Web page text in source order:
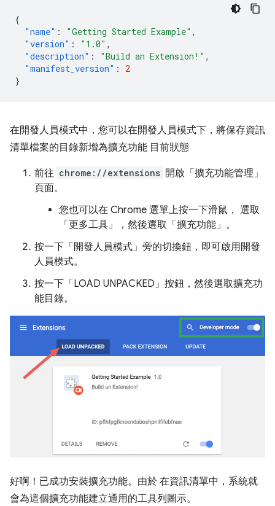
{
"name" : "Getting Started Example" ,
"version" : "1.0" ,
"description" : "Build an Extension!" ,
"manifest_version" :
2
}
在開發人員模式中，您可以在開發人員模式下，將保存資訊
清單檔案的目錄新增為擴充功能 目前狀態
前往 chrome://extensions 開啟「擴充功能管理」
頁面。
您也可以在 Chrome 選單上按一下滑鼠， 選取
「更多工具」
，然後選取「擴充功能」 。
按一下「開發人員模式」 旁的切換鈕，即可啟用開發
人員模式。
按一下「LOAD UNPACKED」 按鈕，然後選取擴充功
能目錄。
好啊！已成功安裝擴充功能。由於 在資訊清單中，系統就
會為這個擴充功能建立通用的工具列圖示。